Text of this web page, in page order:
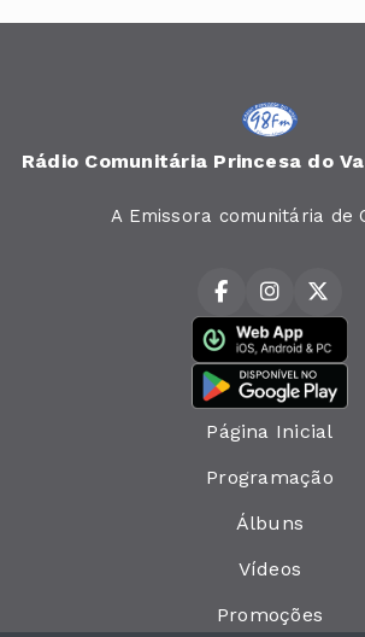
Rádio Comunitária Princesa do
A Emissora comunitária de
Página Inicial
Programação
Álbuns
Vídeos
Promoções